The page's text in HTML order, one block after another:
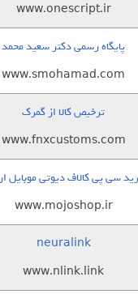
www.onescript.ir
پایگاه رسمی دکتر سعید محمد
www.smohamad.com
ترخیص کالا از گمرک
www.fnxcustoms.com
سی پی کالاف دیوتی موبایل
www.mojoshop.ir
neuralink
www.nlink.link